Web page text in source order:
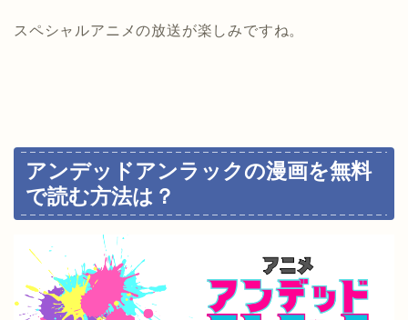
スペシャルアニメの放送が楽しみですね。
アンデッドアンラックの漫画を無料
で読む方法は？